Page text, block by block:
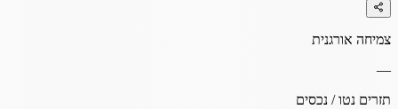
צמיחה אורגנית
—
תזרים נטו / נכסים